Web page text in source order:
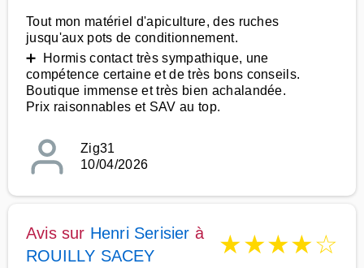
Tout mon matériel d'apiculture, des ruches
jusqu'aux pots de conditionnement.
➕ Hormis contact très sympathique, une
compétence certaine et de très bons conseils.
Boutique immense et très bien achalandée.
Prix raisonnables et SAV au top.
Zig31
10/04/2026
Avis sur Henri Serisier à
ROUILLY SACEY
★★★★☆